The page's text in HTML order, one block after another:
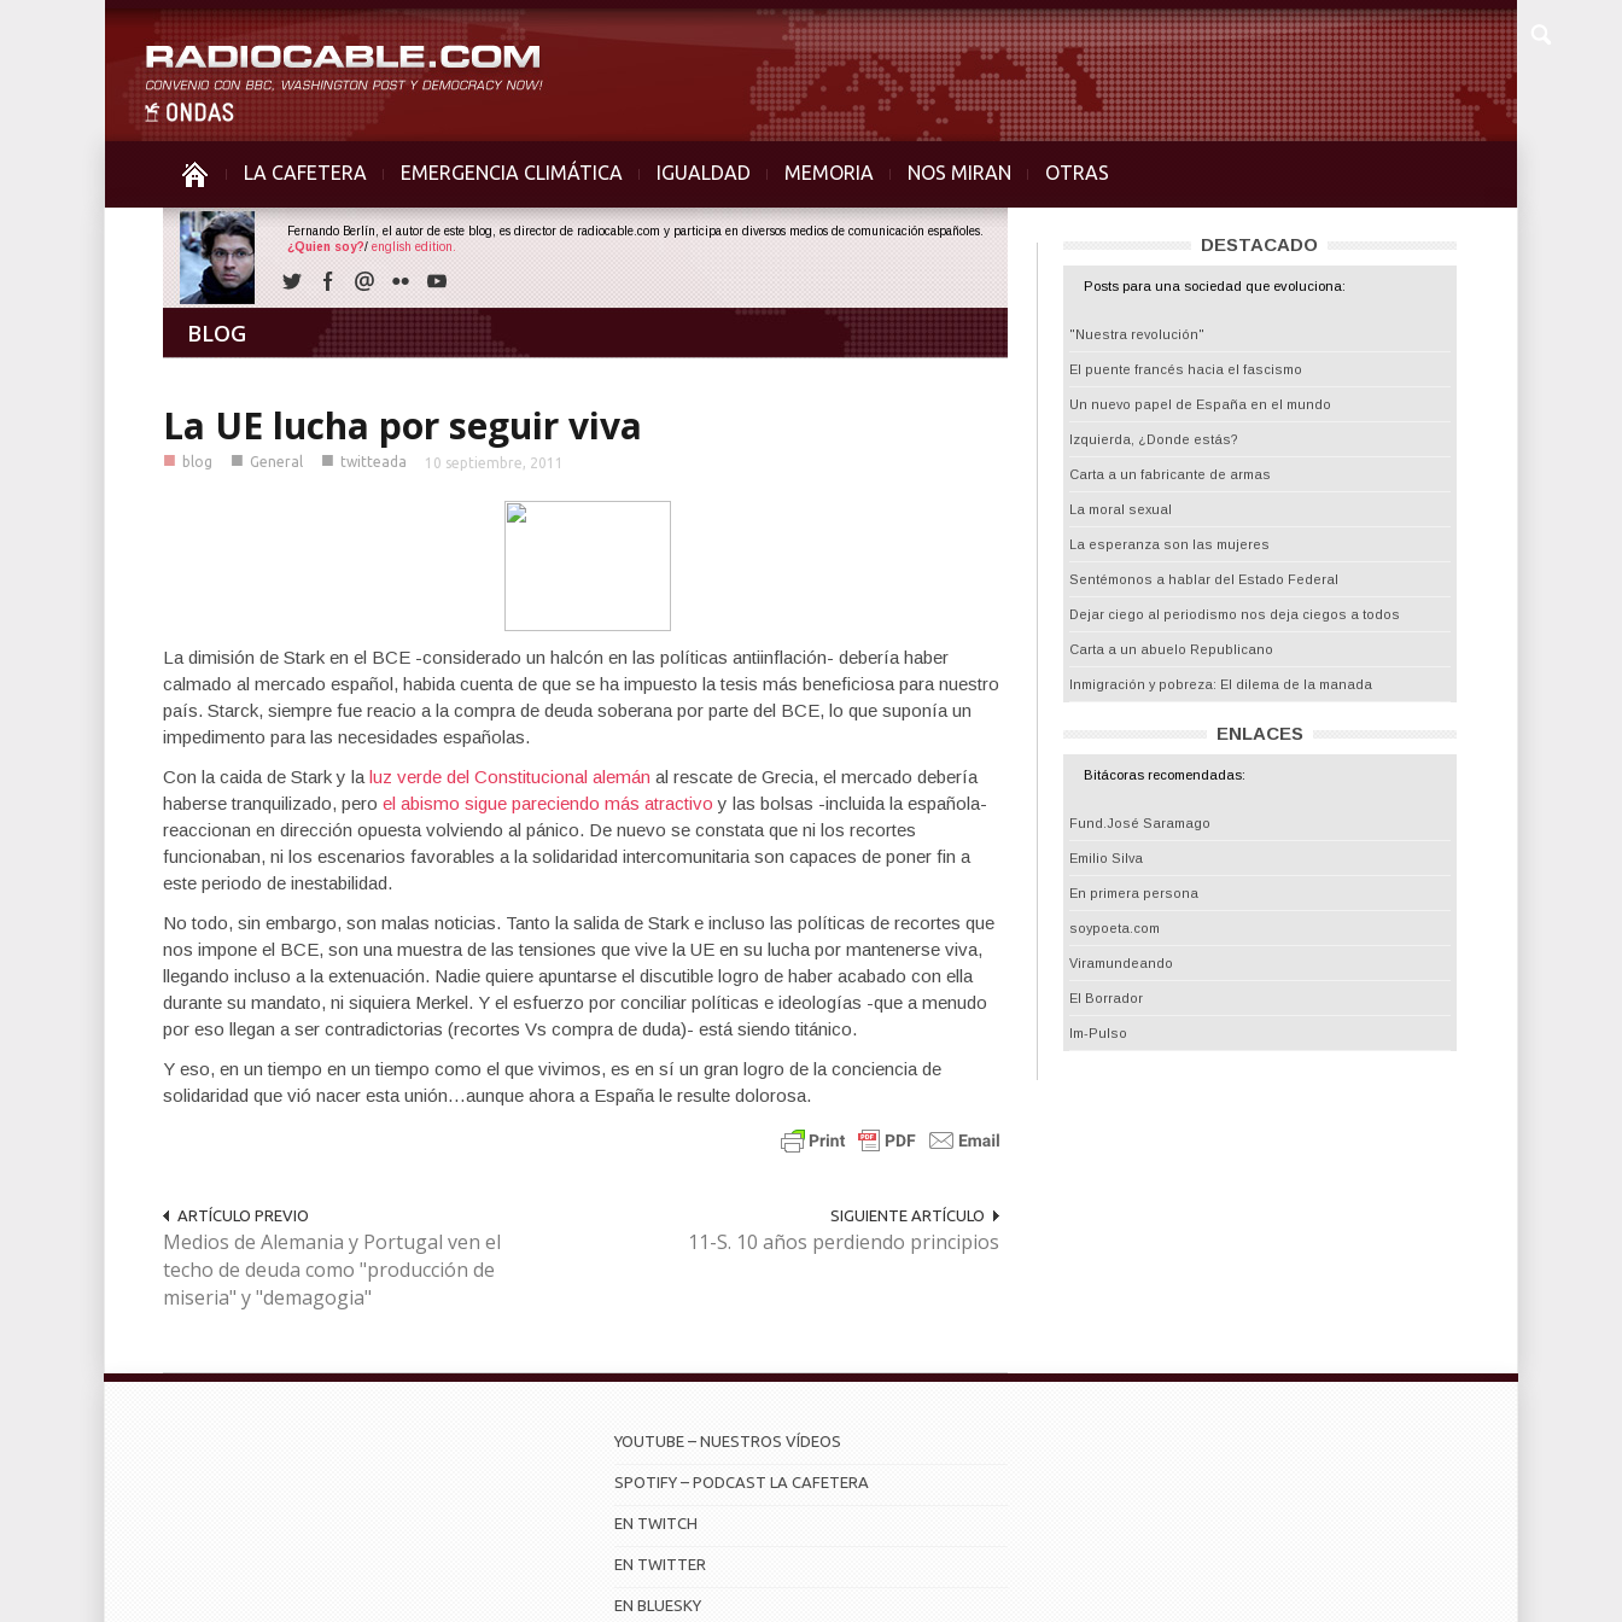
LA CAFETERA EMERGENCIA CLIMÁTICA IGUALDAD MEMORIA NOS MIRAN OTRAS
BLOG
Fernando Berlín, el autor de este blog, es director de radiocable.com y participa en diversos medios de comunicación españoles.
¿Quien soy?/ english edition.
La UE lucha por seguir viva
■ blog ■ General ■ twitteada 10 septiembre, 2011
La dimisión de Stark en el BCE -considerado un halcón en las políticas antiinflación- debería haber
calmado al mercado español, habida cuenta de que se ha impuesto la tesis más beneficiosa para nuestro
país. Starck, siempre fue reacio a la compra de deuda soberana por parte del BCE, lo que suponía un
impedimento para las necesidades españolas.
Con la caida de Stark y la luz verde del Constitucional alemán al rescate de Grecia, el mercado debería
haberse tranquilizado, pero el abismo sigue pareciendo más atractivoy las bolsas -incluida la española-
reaccionan en dirección opuesta volviendo al pánico. De nuevo se constata que ni los recortes
funcionaban, ni los escenarios favorables a la solidaridad intercomunitaria son capaces de poner fin a
este periodo de inestabilidad.
No todo, sin embargo, son malas noticias. Tanto la salida de Stark e incluso las políticas de recortes que
nos impone el BCE, son una muestra de las tensiones que vive la UE en su lucha por mantenerse viva,
llegando incluso a la extenuación. Nadie quiere apuntarse el discutible logro de haber acabado con ella
durante su mandato, ni siquiera Merkel. Y el esfuerzo por conciliar políticas e ideologías -que a menudo
por eso llegan a ser contradictorias (recortes Vs compra de duda)- está siendo titánico.
Y eso, en un tiempo en un tiempo como el que vivimos, es en sí un gran logro de la conciencia de
solidaridad que vió nacer esta unión…aunque ahora a España le resulte dolorosa.
ARTÍCULO PREVIO
Medios de Alemania y Portugal ven el
techo de deuda como "producción de
miseria" y "demagogia"
SIGUIENTE ARTÍCULO
11-S. 10 años perdiendo principios
DESTACADO
Posts para una sociedad que evoluciona:
"Nuestra revolución"
El puente francés hacia el fascismo
Un nuevo papel de España en el mundo
Izquierda, ¿Donde estás?
Carta a un fabricante de armas
La moral sexual
La esperanza son las mujeres
Sentémonos a hablar del Estado Federal
Dejar ciego al periodismo nos deja ciegos a todos
Carta a un abuelo Republicano
Inmigración y pobreza: El dilema de la manada
ENLACES
Bitácoras recomendadas:
Fund.José Saramago
Emilio Silva
En primera persona
soypoeta.com
Viramundeando
El Borrador
Im-Pulso
YOUTUBE – NUESTROS VÍDEOS
SPOTIFY – PODCAST LA CAFETERA
EN TWITCH
EN TWITTER
EN BLUESKY